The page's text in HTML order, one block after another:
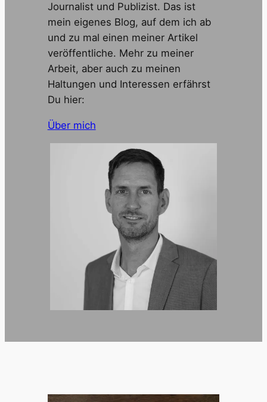
Journalist und Publizist. Das ist
mein eigenes Blog, auf dem ich ab
und zu mal einen meiner Artikel
veröffentliche. Mehr zu meiner
Arbeit, aber auch zu meinen
Haltungen und Interessen erfährst
Du hier:
Über mich